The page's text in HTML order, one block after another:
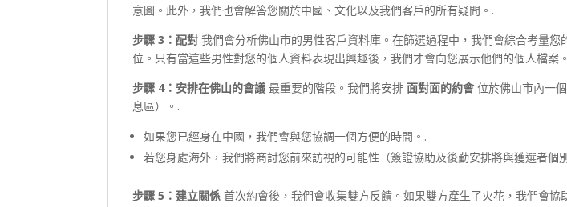
意圖。此外，我們也會解答您關於中國、文化以及我們客戶的所有疑問。.
步驟 3：配對 我們會分析佛山市的男性客戶資料庫。在篩選過程中，我們會綜合考量您
位。只有當這些男性對您的個人資料表現出興趣後，我們才會向您展示他們的個人檔案
步驟 4：安排在佛山的會議 最重要的階段。我們將安排面對面的約會 位於佛山市內一
息區）。.
如果您已經身在中國，我們會與您協調一個方便的時間。.
若您身處海外，我們將商討您前來訪視的可能性（簽證協助及後勤安排將與獲選者個
步驟 5：建立關係 首次約會後，我們會收集雙方反饋。如果雙方產生了火花，我們會協